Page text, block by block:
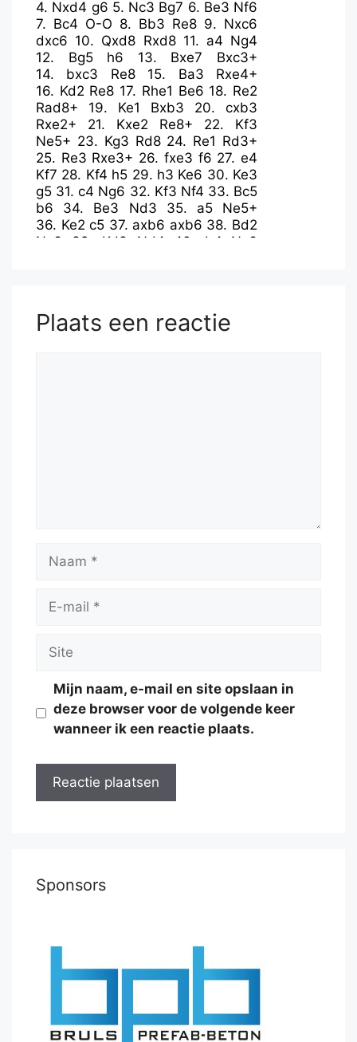
4. Nxd4 g6 5. Nc3 Bg7 6. Be3 Nf6
7. Bc4 O-O 8. Bb3 Re8 9. Nxc6
dxc6 10. Qxd8 Rxd8 11. a4 Ng4
12. Bg5 h6 13. Bxe7
Bxc3+
14. bxc3 Re8 15. Ba3
Rxe4+
16. Kd2 Re8 17. Rhe1 Be6 18. Re2
Rad8+
19. Ke1 Bxb3 20. cxb3
Rxe2+
21. Kxe2 Re8+ 22. Kf3
Ne5+ 23. Kg3 Rd8 24. Re1 Rd3+
25. Re3 Rxe3+ 26. fxe3 f6 27.e4
Kf7 28. Kf4 h5 29. h3 Ke6 30. Ke3
g5 31.c4 Ng6 32. Kf3 Nf4 33. Bc5
b6
34. Be3 Nd3 35. a5
Ne5+
36. Ke2 c5 37. axb6 axb6 38. Bd2
Nc6
39. Kd3 Nd4 40. b4
Nc6
Plaats een reactie
Naam
Site
Mijn naam, e-mail en site opslaan in
deze browser voor de volgende keer
wanneer ik een reactie plaats.
Sponsors